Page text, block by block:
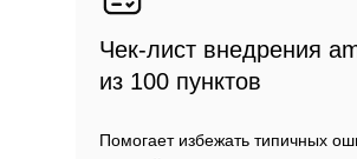
Чек-лист внедрения
из 100 пунктов
Помогает избежать типичных